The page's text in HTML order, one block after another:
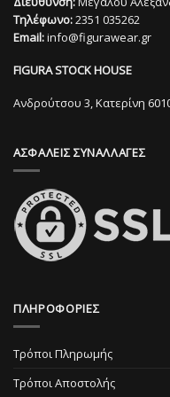
Οι
επιλογές
μπορούν
να
στη
προϊόντος
Τηλέφωνο:2351 035262
Email:info@figurawear.gr
FIGURA STOCK HOUSE
Ανδρούτσου 3, Κατερίνη
ΑΣΦΑΛΕΙΣ ΣΥΝΑΛΛΑΓΕΣ
ΠΛΗΡΟΦΟΡΙΕΣ
Τρόποι Πληρωμής
Τρόποι Αποστολής